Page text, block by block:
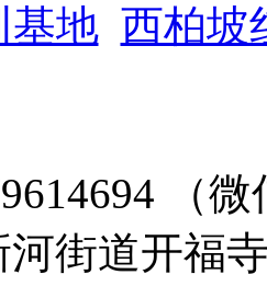
基地 西柏坡
（
河街道开福